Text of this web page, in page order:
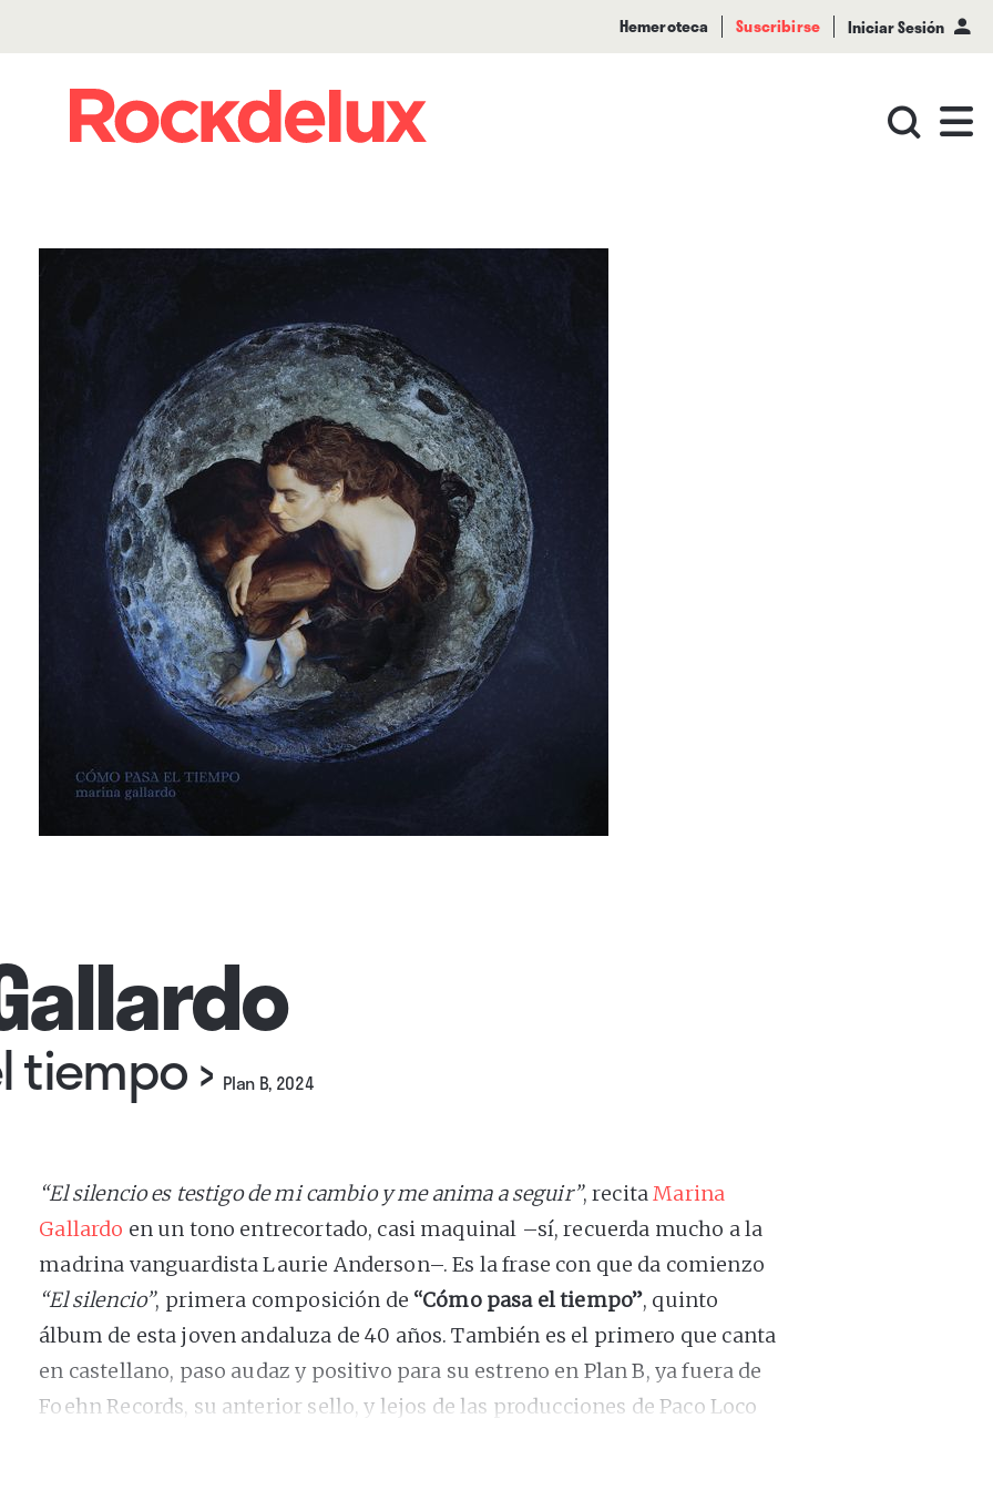
Hemeroteca Suscribirse Iniciar Sesión
tiempo› Plan B, 2024
“El silencio es testigo de mi cambio y me anima a seguir”, recitaMarina
Gallardo en un tono entrecortado, casi maquinal –sí, recuerda mucho a la
madrina vanguardista Laurie Anderson–. Es la frase con que da comienzo
“El silencio”, primera composición de “Cómo pasa el tiempo”, quinto
álbum de esta joven andaluza de 40 años. También es el primero que canta
en castellano, paso audaz y positivo para su estreno en Plan B, ya fuera de
Foehn Records, su anterior sello, y lejos de las producciones de Paco Loco